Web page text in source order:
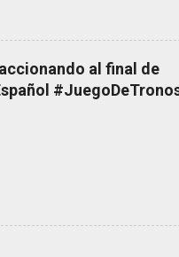
y vídeo selfies en la red
de su película Francisco
La serie de la Tierra Media
Motion en Instagram
yo, chingas tu... http://
al final de